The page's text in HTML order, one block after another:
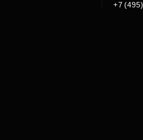
+7